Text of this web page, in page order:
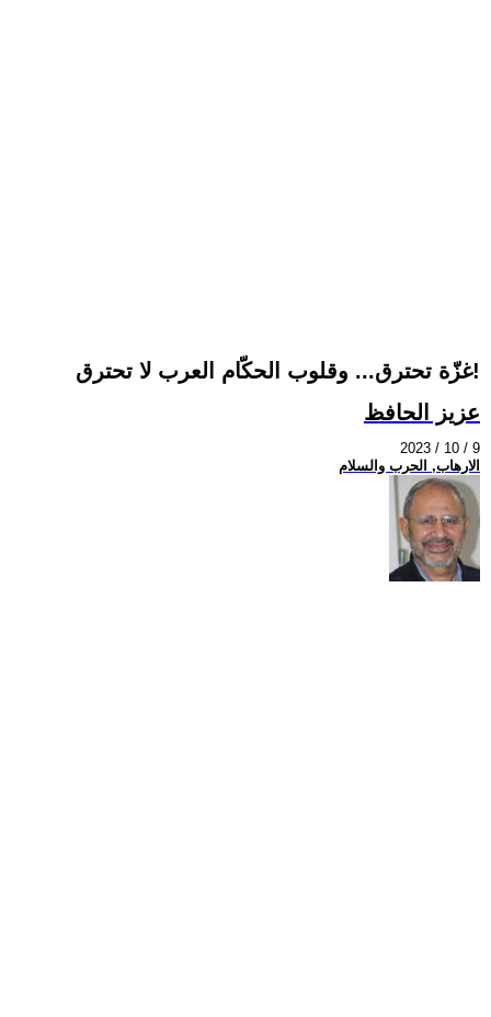
غزّة تحترق... وقلوب الحكّام العرب لا تحترق!
عزيز الحافظ
2023 / 10 / 9
الارهاب, الحرب والسلام